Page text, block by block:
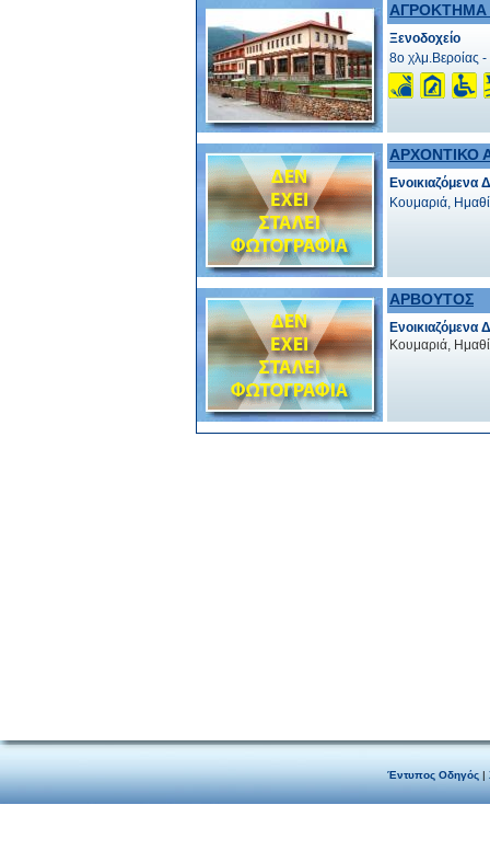
Ξενοδοχείο
8ο χλμ.Βεροίας
ΑΡΧΟΝΤΙΚΟ
Ενοικιαζόμενα
Κουμαριά,
ΑΡΒΟΥΤΟΣ
Ενοικιαζόμενα
Κουμαριά,
Έντυπος Οδηγός|